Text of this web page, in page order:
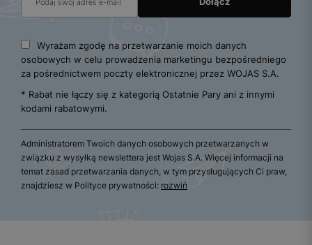
Wyrażam zgodę na przetwarzanie moich danych
osobowych w celu prowadzenia marketingu bezpośredniego
za pośrednictwem poczty elektronicznej przez WOJAS S.A.
* Rabat nie łączy się z kategorią Ostatnie Pary ani z innymi
kodami rabatowymi.
Administratorem Twoich danych osobowych przetwarzanych w
związku z wysyłką newslettera jest Wojas S.A. Więcej informacji na
temat zasad przetwarzania danych, w tym przysługujących Ci praw,
znajdziesz w Polityce prywatności: rozwiń